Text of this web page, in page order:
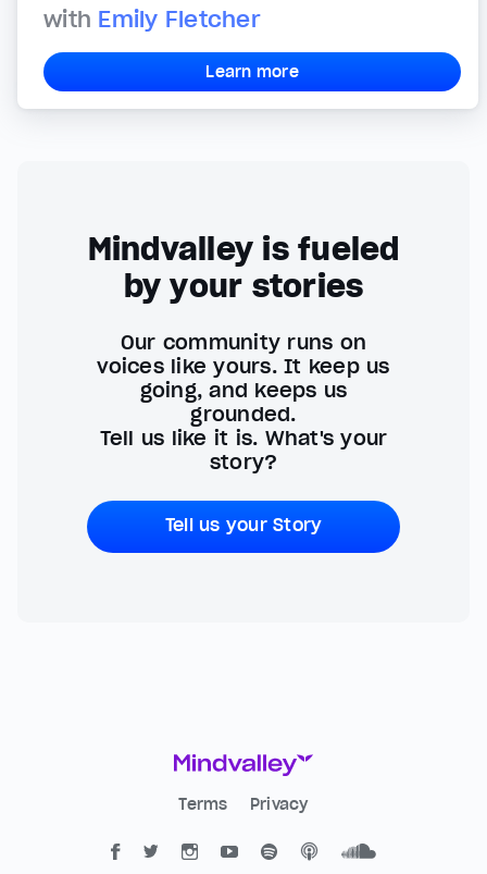
with Emily Fletcher
Learn more
Mindvalley is fueled
by your stories
Our community runs on
voices like yours. It keep us
going, and keeps us
grounded.
Tell us like it is. What's your
story?
Tell us your Story
Terms Privacy